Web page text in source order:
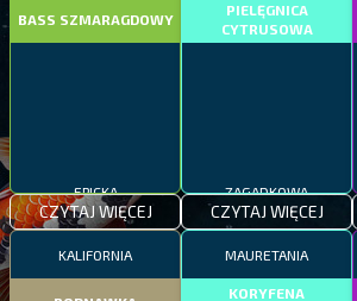
BASS SZMARAGDOWY
CZYTAJ WIĘCEJ
PIELĘGNICA
CYTRUSOWA
CZYTAJ WIĘCEJ
KALIFORNIA MAURETANIA
KORYFENA